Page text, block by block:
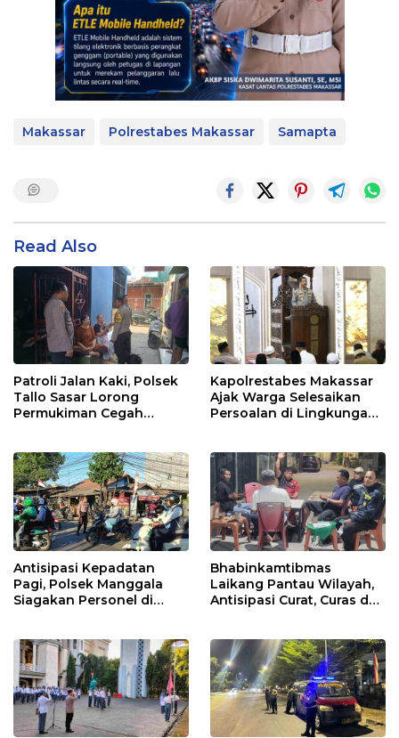
Makassar Polrestabes Makassar Samapta
Read Also
Patroli Jalan Kaki, Polsek
Tallo Sasar Lorong
Permukiman Cegah
Kapolrestabes Makassar
Ajak Warga Selesaikan
Persoalan di Lingkungan
Antisipasi Kepadatan
Pagi, Polsek Manggala
Siagakan Personel di
Bhabinkamtibmas
Laikang Pantau Wilayah,
Antisipasi Curat, Curas dan